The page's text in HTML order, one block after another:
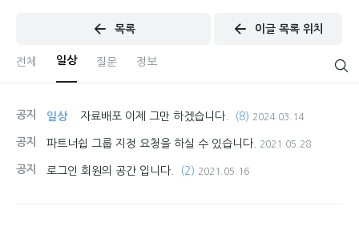
목록 이글 목록 위치
전체 일상 질문 정보
공지 일상 자료배포 이제 그만 하겠습니다. (8) 2024.03.14
공지 파트너쉽 그룹 지정 요청을 하실 수 있습니다. 2021.05.28
공지 로그인 회원의 공간 입니다. (2) 2021.05.16